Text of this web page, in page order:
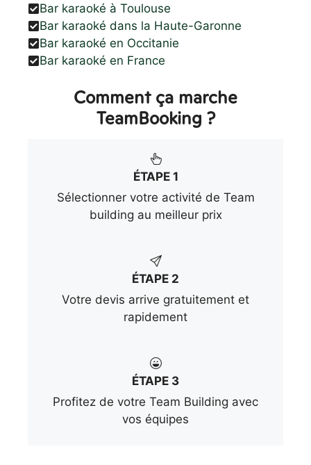
Bar karaoké à Toulouse
Bar karaoké dans la Haute-Garonne
Bar karaoké en Occitanie
Bar karaoké en France
Comment ça marche
TeamBooking ?
ÉTAPE 1
Sélectionner votre activité de Team
building au meilleur prix
ÉTAPE 2
Votre devis arrive gratuitement et
rapidement
ÉTAPE 3
Profitez de votre Team Building avec
vos équipes